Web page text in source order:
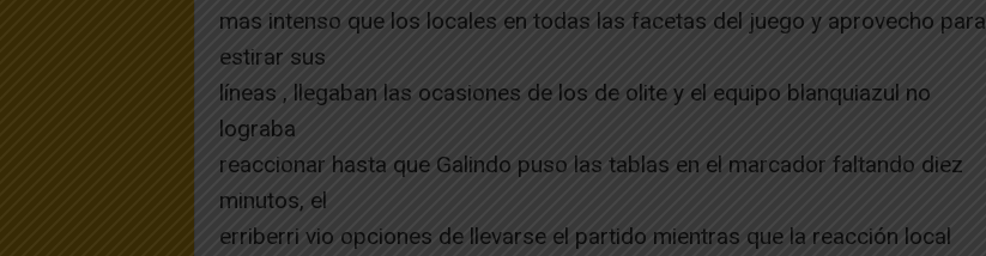
mas intenso que los locales en todas las facetas del juego y aprovecho para
estirar sus
líneas , llegaban las ocasiones de los de olite y el equipo blanquiazul no
lograba
reaccionar hasta que Galindo puso las tablas en el marcador faltando diez
minutos, el
erriberri vio opciones de llevarse el partido mientras que la reacción local